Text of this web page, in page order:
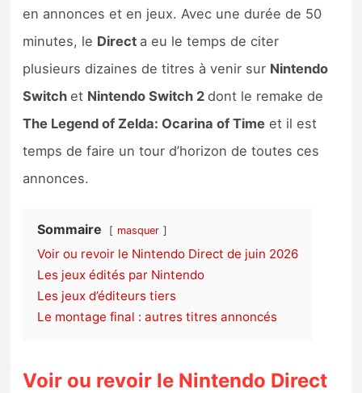
Previews
Précommandes jeux Switch 2
Sorties de jeux
Guides
en annonces et en jeux. Avec une durée de 50
minutes, le Direct a eu le temps de citer
plusieurs dizaines de titres à venir sur Nintendo
Switchet Nintendo Switch 2dont le remake de
The Legend of Zelda: Ocarina of Time et il est
temps de faire un tour d’horizon de toutes ces
annonces.
Sommaire masquer
Voir ou revoir le Nintendo Direct de juin 2026
Les jeux édités par Nintendo
Les jeux d’éditeurs tiers
Le montage final : autres titres annoncés
Voir ou revoir le Nintendo Direct